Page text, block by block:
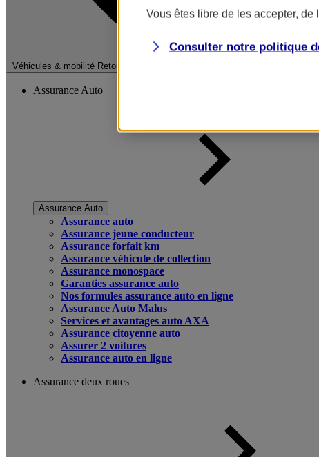
Véhicules & mobilité Retour à la section précédente
Fermer le menu
Assurance Auto
Assurance Auto
Assurance auto
Assurance jeune conducteur
Assurance forfait km
Assurance véhicule de collection
Assurance monospace
Garanties assurance auto
Nos formules assurance auto en ligne
Assurance Auto Malus
Services et avantages auto AXA
Assurance citoyenne auto
Assurer 2 voitures
Assurance auto en ligne
Assurance deux roues
Vous êtes libre de les accepter,
Consulter notre politique